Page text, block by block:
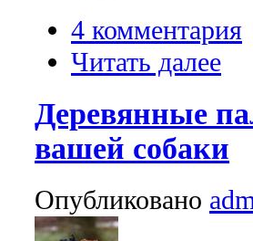
4 комментария
Читать далее
Деревянные
вашей собаки
Опубликовано